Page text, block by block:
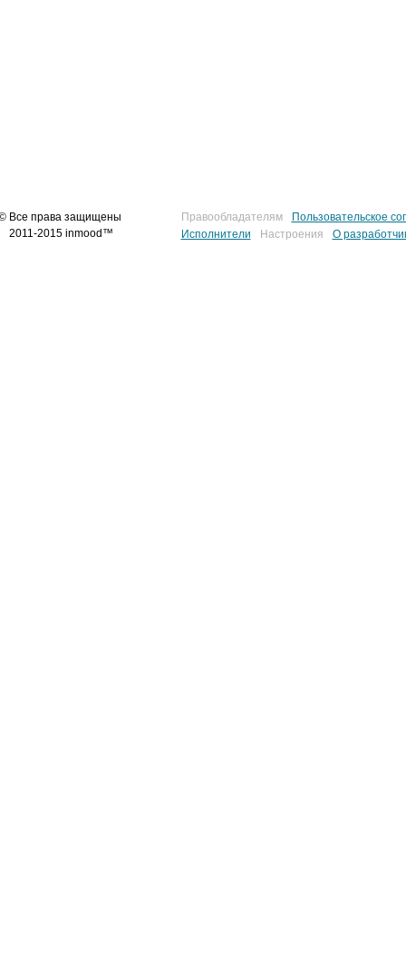
Все права защищены
2011-2015 inmood™
Правообладателям
Пользовательское
Исполнители
Настроения О